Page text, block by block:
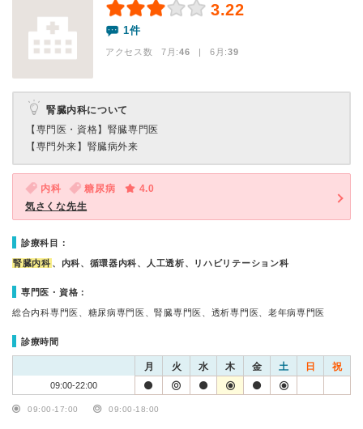
3.22
1件
アクセス数 7月:46 | 6月:39
腎臓内科について
【専門医・資格】 腎臓専門医
【専門外来】 腎臓病外来
内科 糖尿病
4.0
気さくな先生
診療科目：
腎臓内科 、内科、循環器内科、人工透析、リハビリテーション科
専門医・資格：
総合内科専門医、糖尿病専門医、腎臓専門医、透析専門医、老年病専門医
診療時間
月 火 水 木 金 土 日 祝
09:00-22:00
09:00-17:00 09:00-18:00